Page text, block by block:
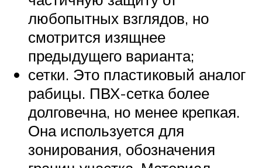
любопытных взглядов, но
смотрится изящнее
предыдущего варианта;
сетки. Это пластиковый аналог
рабицы. ПВХ-сетка более
долговечна, но менее крепкая.
Она используется для
зонирования, обозначения